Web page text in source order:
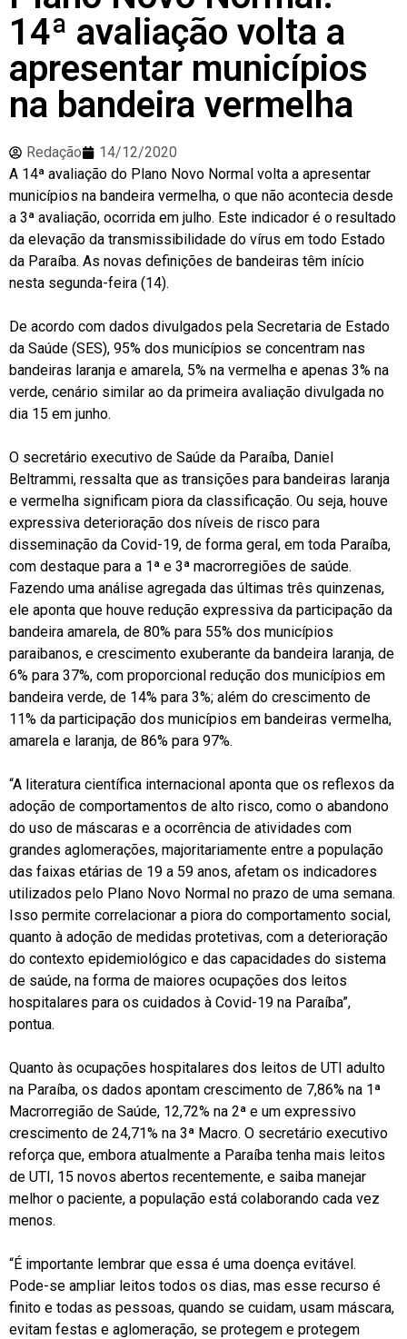
14ª avaliação volta a
apresentar municípios
na bandeira vermelha
Redação
14/12/2020
A 14ª avaliação do Plano Novo Normal volta a apresentar
municípios na bandeira vermelha, o que não acontecia desde
a 3ª avaliação, ocorrida em julho. Este indicador é o resultado
da elevação da transmissibilidade do vírus em todo Estado
da Paraíba. As novas definições de bandeiras têm início
nesta segunda-feira (14).
De acordo com dados divulgados pela Secretaria de Estado
da Saúde (SES), 95% dos municípios se concentram nas
bandeiras laranja e amarela, 5% na vermelha e apenas 3% na
verde, cenário similar ao da primeira avaliação divulgada no
dia 15 em junho.
O secretário executivo de Saúde da Paraíba, Daniel
Beltrammi, ressalta que as transições para bandeiras laranja
e vermelha significam piora da classificação. Ou seja, houve
expressiva deterioração dos níveis de risco para
disseminação da Covid-19, de forma geral, em toda Paraíba,
com destaque para a 1ª e 3ª macrorregiões de saúde.
Fazendo uma análise agregada das últimas três quinzenas,
ele aponta que houve redução expressiva da participação da
bandeira amarela, de 80% para 55% dos municípios
paraibanos, e crescimento exuberante da bandeira laranja, de
6% para 37%, com proporcional redução dos municípios em
bandeira verde, de 14% para 3%; além do crescimento de
11% da participação dos municípios em bandeiras vermelha,
amarela e laranja, de 86% para 97%.
“A literatura científica internacional aponta que os reflexos da
adoção de comportamentos de alto risco, como o abandono
do uso de máscaras e a ocorrência de atividades com
grandes aglomerações, majoritariamente entre a população
das faixas etárias de 19 a 59 anos, afetam os indicadores
utilizados pelo Plano Novo Normal no prazo de uma semana.
Isso permite correlacionar a piora do comportamento social,
quanto à adoção de medidas protetivas, com a deterioração
do contexto epidemiológico e das capacidades do sistema
de saúde, na forma de maiores ocupações dos leitos
hospitalares para os cuidados à Covid-19 na Paraíba”,
pontua.
Quanto às ocupações hospitalares dos leitos de UTI adulto
na Paraíba, os dados apontam crescimento de 7,86% na 1ª
Macrorregião de Saúde, 12,72% na 2ª e um expressivo
crescimento de 24,71% na 3ª Macro. O secretário executivo
reforça que, embora atualmente a Paraíba tenha mais leitos
de UTI, 15 novos abertos recentemente, e saiba manejar
melhor o paciente, a população está colaborando cada vez
menos.
“É importante lembrar que essa é uma doença evitável.
Pode-se ampliar leitos todos os dias, mas esse recurso é
finito e todas as pessoas, quando se cuidam, usam máscara,
evitam festas e aglomeração, se protegem e protegem